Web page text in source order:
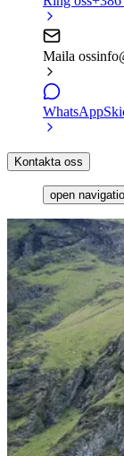
Maila oss
WhatsApp
Kontakta oss
open